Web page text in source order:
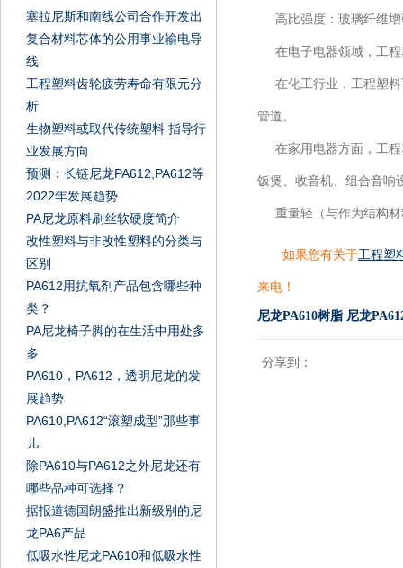
塞拉尼斯和南线公司合作开发出
复合材料芯体的公用事业输电导
线
工程塑料齿轮疲劳寿命有限元分
析
生物塑料或取代传统塑料 指导行
业发展方向
预测：长链尼龙PA612,PA612等
2022年发展趋势
PA尼龙原料刷丝软硬度简介
改性塑料与非改性塑料的分类与
区别
PA612用抗氧剂产品包含哪些种
类？
PA尼龙椅子脚的在生活中用处多
多
PA610，PA612，透明尼龙的发
展趋势
PA610,PA612“滚塑成型”那些事
儿
除PA610与PA612之外尼龙还有
哪些品种可选择？
据报道德国朗盛推出新级别的尼
龙PA6产品
低吸水性尼龙PA610和低吸水性
高比强度：玻璃纤维增
在电子电器领域，工程
在化工行业，工程塑料
管道。
在家用电器方面，工程
饭煲、收音机、组合音响
重量轻（与作为结构材
如果您有关于工程塑
来电！
尼龙PA610树脂 尼龙
分享到：